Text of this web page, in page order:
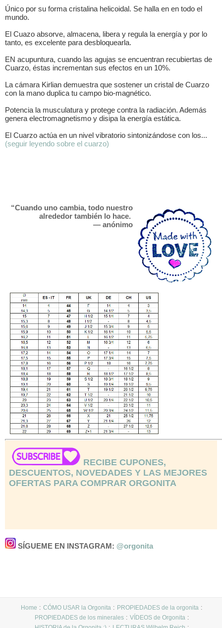
Único por su forma cristalina helicoidal. Se halla en en todo el
mundo.
El Cuazo absorve, almacena, libera y regula la energía y por lo
tanto, es excelente para desbloquearla.
EN acupuntura, cuando las agujas se encuentran recubiertas de
Cuarzo, éstas incrementan sus efectos en un 10%.
La cámara Kirlian demuestra que sostener un cristal de Cuarzo
con la mano duplica tu campo bio-magnético.
Potencia la musculatura y protege contra la radiación. Además
genera electromagnetismo y disipa la energía estática.
El Cuarzo actúa en un nivel vibratorio sintonizándose con los...
(seguir leyendo sobre el cuarzo)
“Cuando uno cambia, todo nuestro
alrededor también lo hace.
— anónimo
RECIBE CUPONES,
DESCUENTOS, NOVEDADES Y LAS MEJORES
OFERTAS PARA COMPRAR ORGONITA
SÍGUEME EN INSTAGRAM: @orgonita
Home CÓMO USAR la Orgonita
PROPIEDADES de la orgonita
PROPIEDADES de los minerales
VÍDEOS de Orgonita